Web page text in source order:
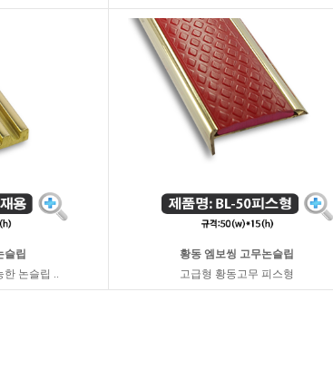
슬립
한 논슬립 ..
황동 엠보씽 고무논슬립
고급형 황동고무 피스형